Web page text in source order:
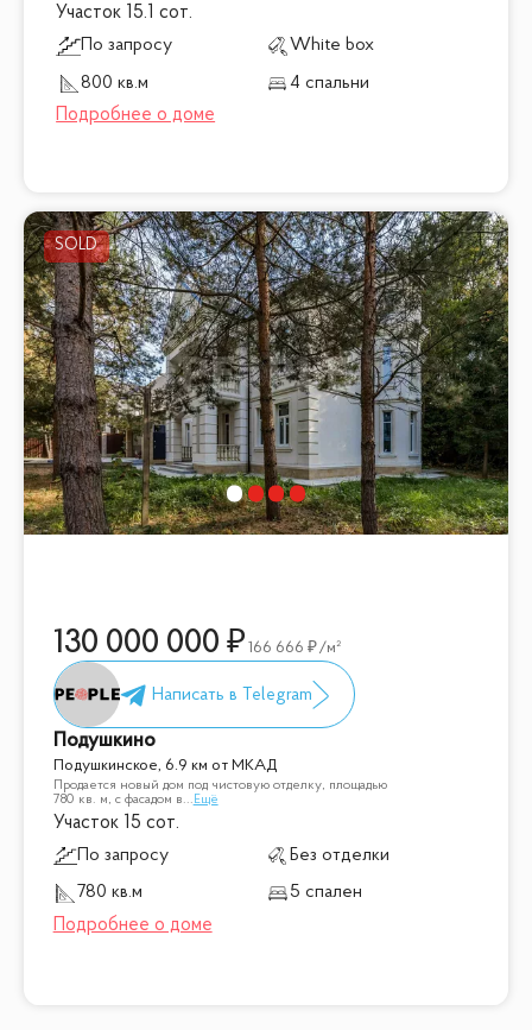
Участок 15.1 сот.
По запросу
White box
800 кв.м
4 спальни
130 000 000 166 666 /м²
Подушкино
Подушкинское, 6.9 км от МКАД
Продается новый дом под чистовую отделку, площадью
780 кв. м, с фасадом в... Ещё
Участок 15 сот.
По запросу
Без отделки
780 кв.м
5 спален